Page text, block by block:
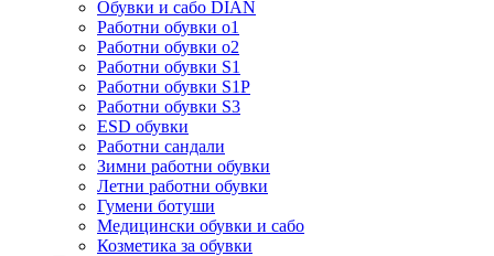
Обувки и сабо DIAN
Работни обувки o1
Работни обувки o2
Работни обувки S1
Работни обувки S1P
Работни обувки S3
ESD обувки
Работни сандали
Зимни работни обувки
Летни работни обувки
Гумени ботуши
Медицински обувки и сабо
Козметика за обувки